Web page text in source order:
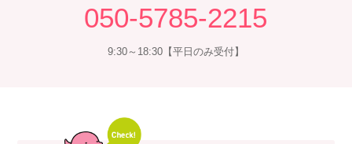
050-5785-2215
9:30～18:30【平日のみ受付】